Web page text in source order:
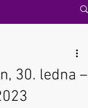
30. ledna –